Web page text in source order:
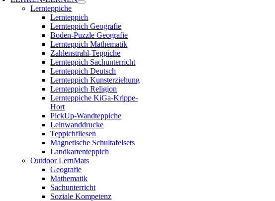
Lernteppiche
Lernteppich
Lernteppich Geografie
Boden-Puzzle Geografie
Lernteppich Mathematik
Zahlenstrahl-Teppiche
Lernteppich Sachunterricht
Lernteppich Deutsch
Lernteppich Kunsterziehung
Lernteppich Religion
Lernteppiche KiGa-Krippe-
Hort
PickUp-Wandteppiche
Leinwanddrucke
Teppichfliesen
Magnetische Schultafelsets
Landkartenteppich
Outdoor LernMats
Geografie
Mathematik
Sachunterricht
Soziale Kompetenz